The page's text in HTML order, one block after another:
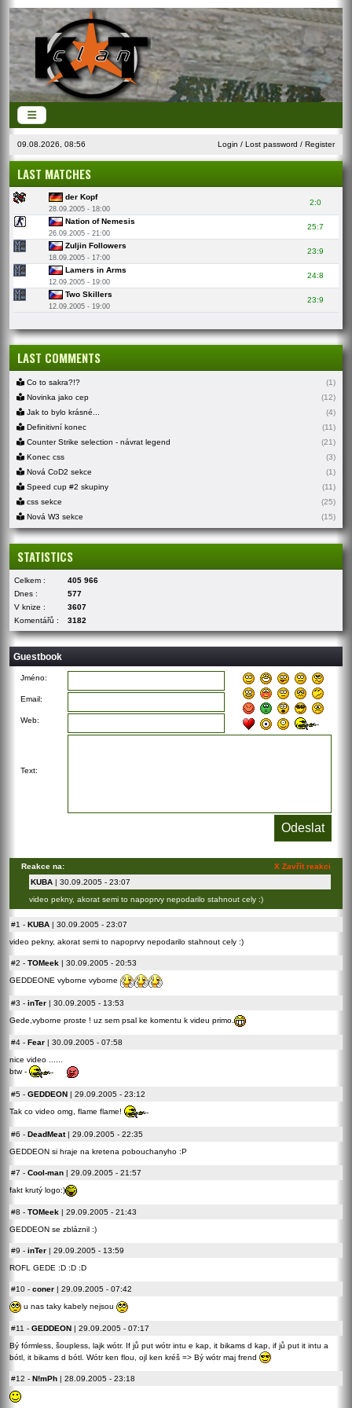
09.08.2026, 08:56 Login / Lost password / Register
LAST MATCHES
der Kopf
28.09.2005 - 18:00
2:0
Nation of Nemesis
26.09.2005 - 21:00
25:7
Zuljin Followers
18.09.2005 - 17:00
23:9
Lamers in Arms
12.09.2005 - 19:00
24:8
Two Skillers
12.09.2005 - 19:00
23:9
LAST COMMENTS
Co to sakra?!?
(1)
Novinka jako cep
(12)
Jak to bylo krásné...
(4)
Definitivní konec
(11)
Counter Strike selection - návrat legend
(21)
Konec css
(3)
Nová CoD2 sekce
(1)
Speed cup #2 skupiny
(11)
css sekce
(25)
Nová W3 sekce
(15)
STATISTICS
Celkem :
405 966
Dnes :
577
V knize :
3607
Komentářů :
3182
Guestbook
Jméno:
Email:
Web:
Text:
X Zavřít reakci
Reakce na:
KUBA | 30.09.2005 - 23:07
video pekny, akorat semi to napoprvy nepodarilo stahnout cely :)
#1 - KUBA | 30.09.2005 - 23:07
video pekny, akorat semi to napoprvy nepodarilo stahnout cely :)
#2 - TOMeek | 30.09.2005 - 20:53
GEDDEONE vyborne vyborne
#3 - inTer | 30.09.2005 - 13:53
Gede,vyborne proste ! uz sem psal ke komentu k videu primo.
#4 - Fear | 30.09.2005 - 07:58
nice video ......
btw -
#5 - GEDDEON | 29.09.2005 - 23:12
Tak co video omg, flame flame!
#6 - DeadMeat| 29.09.2005 - 22:35
GEDDEON si hraje na kretena pobouchanyho :P
#7 - Cool-man | 29.09.2005 - 21:57
fakt krutý logo:)
#8 - TOMeek | 29.09.2005 - 21:43
GEDDEON se zbláznil :)
#9 - inTer | 29.09.2005 - 13:59
ROFL GEDE :D :D :D
#10 - coner | 29.09.2005 - 07:42
u nas taky kabely nejsou
#11 - GEDDEON | 29.09.2005 - 07:17
Bý fórmless, šoupless, lajk wótr. If jů put wótr intu e kap, it bikams d kap, if jů put it intu a
bótl, it bikams d bótl. Wótr ken flou, ojl ken kréš => Bý wótr maj frend
#12 - N!mPh | 28.09.2005 - 23:18